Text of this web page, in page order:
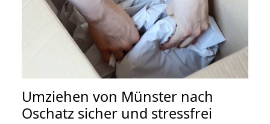
Umziehen von Münster nach
Oschatz sicher und stressfrei